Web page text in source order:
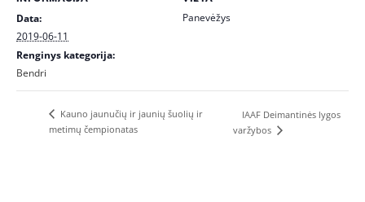
Data:
2019-06-11
Renginys kategorija:
Bendri
Panevėžys
Kauno jaunučių ir jaunių šuolių ir
metimų čempionatas
IAAF Deimantinės lygos
varžybos